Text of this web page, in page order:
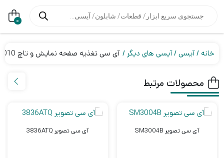
محصولات 0
خانه آیسی آیسی های دیگر آی سی تغذیه صفحه نمایش و تاچ SM3010
محصولات مرتبط
آی سی تصویر SM3004B آی سی تصویر 3836ATQ